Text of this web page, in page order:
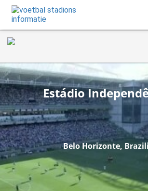
Estádio
Belo Horizonte,